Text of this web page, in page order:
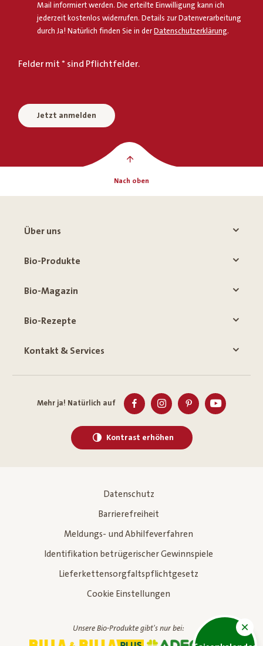
Mail informiert werden. Die erteilte Einwilligung kann ich
jederzeit kostenlos widerrufen. Details zur Datenverarbeitung
durch Ja! Natürlich finden Sie in derDatenschutzerklärung.
Felder mit * sind Pflichtfelder.
Jetzt anmelden
Nach oben
Über uns
Bio-Produkte
Bio-Magazin
Bio-Rezepte
Kontakt & Services
Mehr ja! Natürlich auf
Kontrast erhöhen
Datenschutz
Barrierefreiheit
Meldungs- und Abhilfeverfahren
Identifikation betrügerischer Gewinnspiele
Lieferkettensorgfaltspflichtgesetz
Cookie Einstellungen
Unsere Bio-Produkte gibt's nur bei: